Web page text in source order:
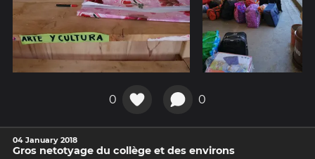
0 0
04 January 2018
Gros netotyage du collège et des environs